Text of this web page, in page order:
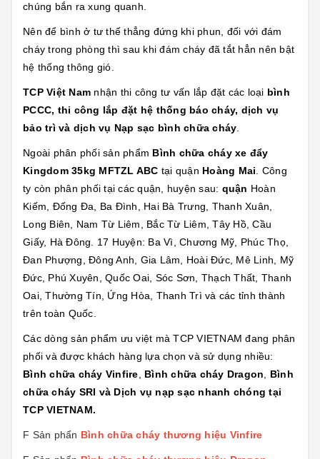
chúng bắn ra xung quanh.
Nên để bình ở tư thế thẳng đứng khi phun, đối với đám
cháy trong phòng thì sau khi đám cháy đã tắt hẳn nên bật
hệ thống thông gió.
TCP Việt Nam nhận thi công tư vấn lắp đặt các loại bình
PCCC, thi công lắp đặt hệ thống báo cháy, dịch vụ
bảo trì và dịch vụ Nạp sạc bình chữa cháy
Ngoài phân phối sản phẩm Bình chữa cháy xe đẩy
Kingdom 35kg MFTZL ABC tại quận Hoàng Mai . Công
ty còn phân phối tại các quận, huyện sau: quận Hoàn
Kiếm, Đống Đa, Ba Đình, Hai Bà Trưng, Thanh Xuân,
Long Biên, Nam Từ Liêm, Bắc Từ Liêm, Tây Hồ, Cầu
Giấy, Hà Đông. 17 Huyện: Ba Vì, Chương Mỹ, Phúc Thọ,
Đan Phượng, Đông Anh, Gia Lâm, Hoài Đức, Mê Linh, Mỹ
Đức, Phú Xuyên, Quốc Oai, Sóc Sơn, Thạch Thất, Thanh
Oai, Thường Tín, Ứng Hòa, Thanh Trì và các tỉnh thành
trên toàn Quốc.
Các dòng sản phẩm ưu việt mà TCP VIETNAM đang phân
phối và được khách hàng lựa chọn và sử dụng nhiều:
Bình chữa cháy Vinfire
Bình chữa cháy Dragon
Bình
chữa cháy SRI và Dịch vụ nạp sạc nhanh chóng tại
TCP VIETNAM.
F Sản phẩn Bình chữa cháy thương hiệu Vinfire